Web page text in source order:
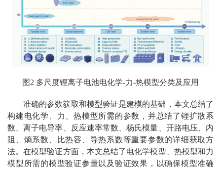
图2 多尺度锂离子电池电化学-力-热模型分类及应用
准确的参数获取和模型验证是建模的基础，本文总结了
构建电化学、力、热模型所需的参数，并总结了锂扩散系
数、离子电导率、反应速率常数、杨氏模量、开路电压、内
阻、熵系数、比热容、导热系数等重要参数的详细获取方
法。在模型验证方面，本文总结了电化学模型、热模型和力
模型所需的模型验证参量以及验证效果，以确保模型准确